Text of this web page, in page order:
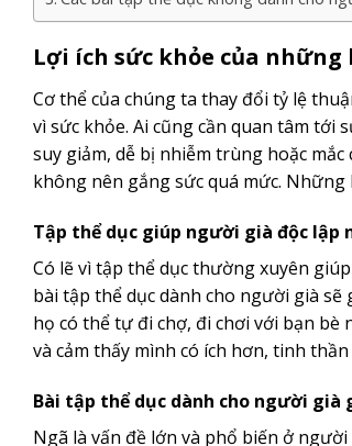
Lợi ích sức khỏe của
Cơ thể của chúng ta thay đổi tỷ lệ
vì sức khỏe. Ai cũng cần quan tâm tới
suy giảm, dễ bị nhiễm trùng hoặc
không nên gắng sức quá mức.
Tập thể dục giúp người già độc lập
Có lẽ vì tập thể dục thường xuyên
bài tập thể dục dành cho người già
họ có thể tự đi chợ, đi chơi với bạn
và cảm thấy mình có ích hơn, tinh
Bài tập thể dục dành cho người
Ngã là vấn đề lớn và phổ biến ở